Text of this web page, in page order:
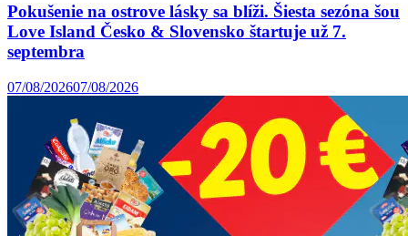
Pokušenie na ostrove lásky sa blíži. Šiesta sezóna šou
Love Island Česko & Slovensko štartuje už 7.
septembra
07/08/202607/08/2026